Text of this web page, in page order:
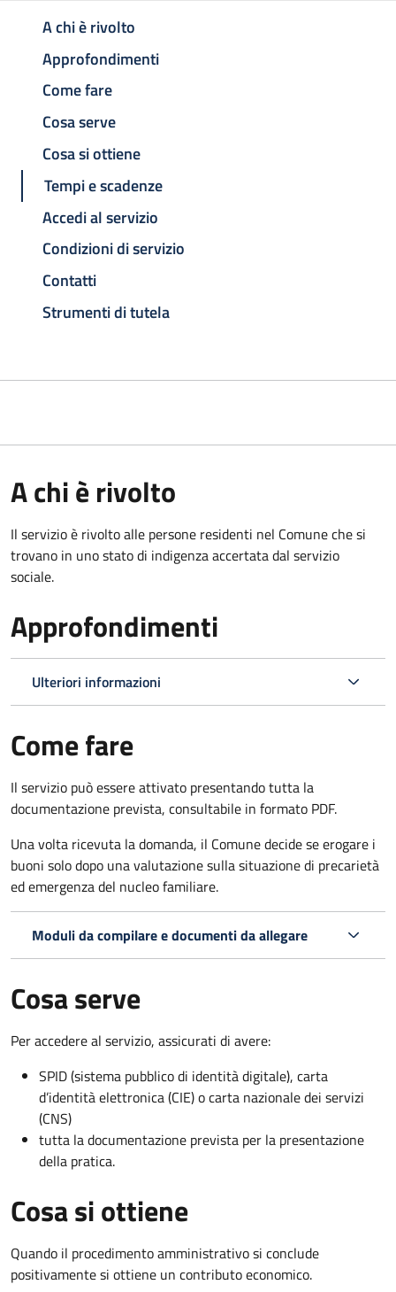
A chi è rivolto
Approfondimenti
Come fare
Cosa serve
Cosa si ottiene
Tempi e scadenze
Accedi al servizio
Condizioni di servizio
Contatti
Strumenti di tutela
A chi è rivolto
Il servizio è rivolto alle persone residenti nel Comune che si
trovano in uno stato di indigenza accertata dal servizio
sociale.
Approfondimenti
Ulteriori informazioni
Come fare
Il servizio può essere attivato presentando tutta la
documentazione prevista, consultabile in formato PDF.
Una volta ricevuta la domanda, il Comune decide se erogare i
buoni solo dopo una valutazione sulla situazione di precarietà
ed emergenza del nucleo familiare.
Moduli da compilare e documenti da allegare
Cosa serve
Per accedere al servizio, assicurati di avere:
SPID (sistema pubblico di identità digitale), carta
d’identità elettronica (CIE) o carta nazionale dei servizi
(CNS)
tutta la documentazione prevista per la presentazione
della pratica.
Cosa si ottiene
Quando il procedimento amministrativo si conclude
positivamente si ottiene un contributo economico.